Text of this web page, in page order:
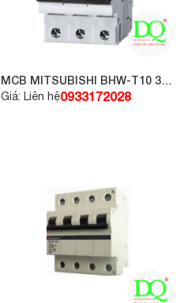
MCB MITSUBISHI BHW-T10 3P
C63
Giá: Liên hệ0933172028